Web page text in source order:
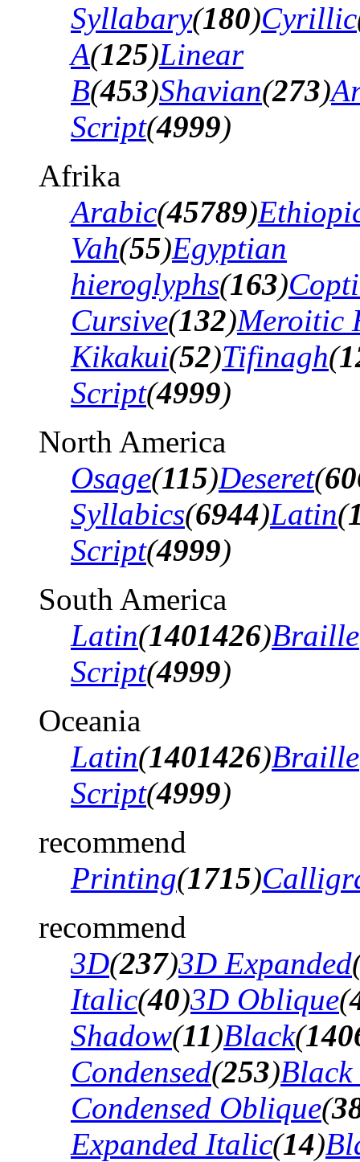
Syllabary(180)Cyrillic
A(125)Linear
B(453)Shavian(273)
Script(4999)
Afrika
Arabic(45789)
Vah(55)Egyptian
hieroglyphs(163)
Cursive(132)Meroitic
Kikakui(52)Tifinagh(
Script(4999)
North America
Osage(115)Deseret(
Syllabics(6944)Latin(
Script(4999)
South America
Latin(1401426)Braille
Script(4999)
Oceania
Latin(1401426)Braille
Script(4999)
recommend
Printing(1715)
recommend
3D(237)3D Expanded
Italic(40)3D Oblique(
Shadow(11)Black(
Condensed(253)Black
Condensed Oblique(
Expanded Italic(14)